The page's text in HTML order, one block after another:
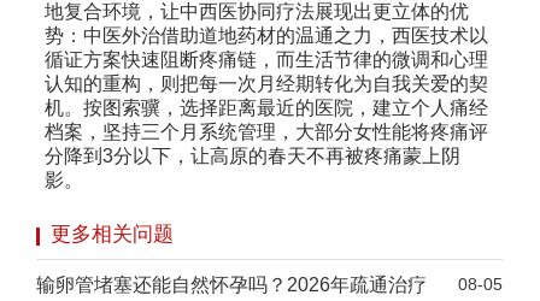
地复合环境，让中西医协同疗法展现出更立体的优
势：中医外治借助道地药材的温通之力，西医技术以
循证方案快速阻断疼痛链，而生活节律的微调和心理
认知的重构，则把每一次月经期转化为自我关爱的契
机。按图索骥，选择距离最近的医院，建立个人痛经
档案，坚持三个月系统管理，大部分女性能将疼痛评
分降到3分以下，让高原的春天不再被疼痛蒙上阴
影。
更多相关问题
输卵管堵塞还能自然怀孕吗？2026年疏通治疗 08-05